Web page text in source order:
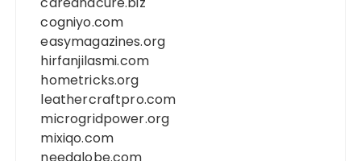
cogniyo.com
easymagazines.org
hirfanjilasmi.com
hometricks.org
leathercraftpro.com
microgridpower.org
mixiqo.com